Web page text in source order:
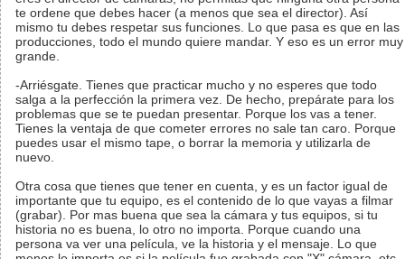
te ordene que debes hacer (a menos que sea el director). Así
mismo tu debes respetar sus funciones. Lo que pasa es que en las
producciones, todo el mundo quiere mandar. Y eso es un error muy
grande.
-Arriésgate. Tienes que practicar mucho y no esperes que todo
salga a la perfección la primera vez. De hecho, prepárate para los
problemas que se te puedan presentar. Porque los vas a tener.
Tienes la ventaja de que cometer errores no sale tan caro. Porque
puedes usar el mismo tape, o borrar la memoria y utilizarla de
nuevo.
Otra cosa que tienes que tener en cuenta, y es un factor igual de
importante que tu equipo, es el contenido de lo que vayas a filmar
(grabar). Por mas buena que sea la cámara y tus equipos, si tu
historia no es buena, lo otro no importa. Porque cuando una
persona va ver una película, ve la historia y el mensaje. Lo que